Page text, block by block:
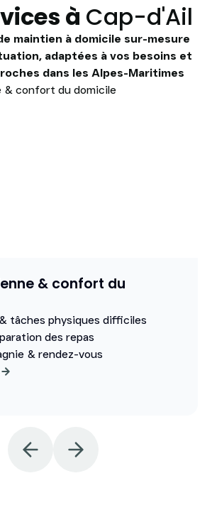
à Cap-d'Ail
maintien à domicile sur-mesure
adaptées à vos besoins et
dans les Alpes-Maritimes
& confort du
tâches physiques difficiles
des repas
& rendez-vous